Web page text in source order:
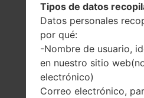
Tipos de datos
Datos personales
por qué:
-Nombre de usuario,
en nuestro sitio
electrónico)
Correo electrónico,